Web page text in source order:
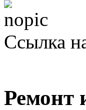
Ссылка
Ремонт